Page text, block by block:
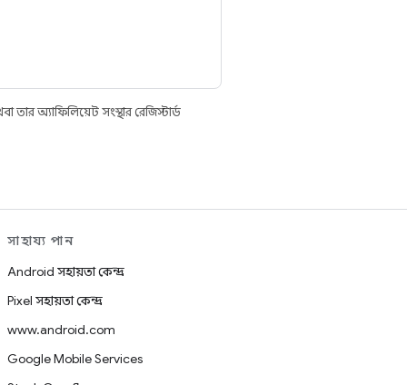
অ্যাফিলিয়েট সংস্থার রেজিস্টার্ড
সাহায্য পান
Android সহায়তা কেন্দ্র
Pixel সহায়তা কেন্দ্র
www.android.com
Google Mobile Services